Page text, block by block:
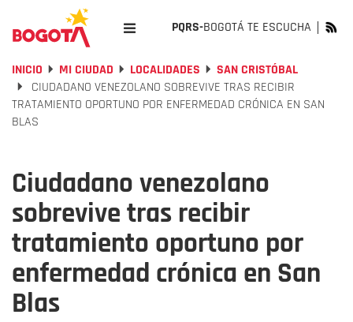
PQRS-BOGOTÁ TE ESCUCHA
INICIO MI CIUDAD LOCALIDADES
SAN CRISTÓBAL
CIUDADANO VENEZOLANO SOBREVIVE TRAS RECIBIR
TRATAMIENTO OPORTUNO POR ENFERMEDAD CRÓNICA EN SAN
BLAS
Ciudadano venezolano
sobrevive tras recibir
tratamiento oportuno por
enfermedad crónica en San
Blas